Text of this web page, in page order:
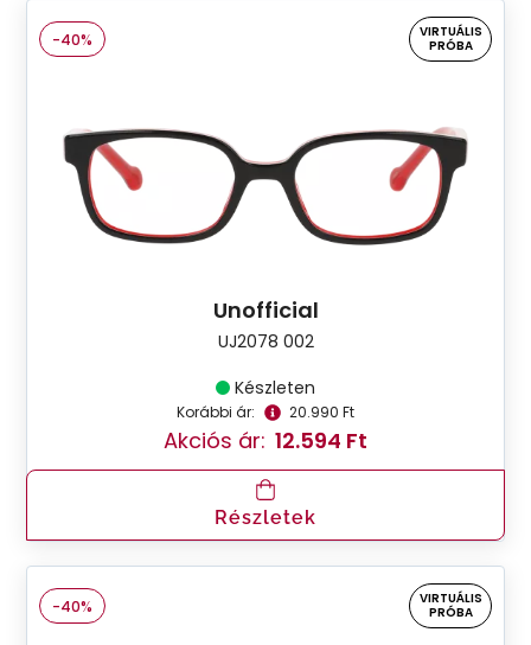
-40%
VIRTUÁLIS
PRÓBA
Unofficial
UJ2078 002
Készleten
Korábbi ár: 20.990 Ft
Akciós ár: 12.594 Ft
Részletek
-40%
VIRTUÁLIS
PRÓBA